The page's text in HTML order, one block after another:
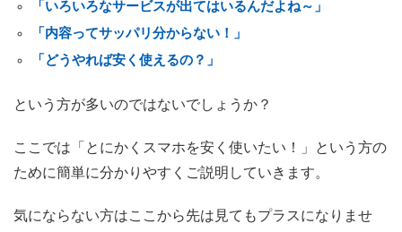
「いろいろなサービスが出てはいるんだよね～」
「内容ってサッパリ分からない！」
「どうやれば安く使えるの？」
という方が多いのではないでしょうか？
ここでは「とにかくスマホを安く使いたい！」という方の
ために簡単に分かりやすくご説明していきます。
気にならない方はここから先は見てもプラスになりませ